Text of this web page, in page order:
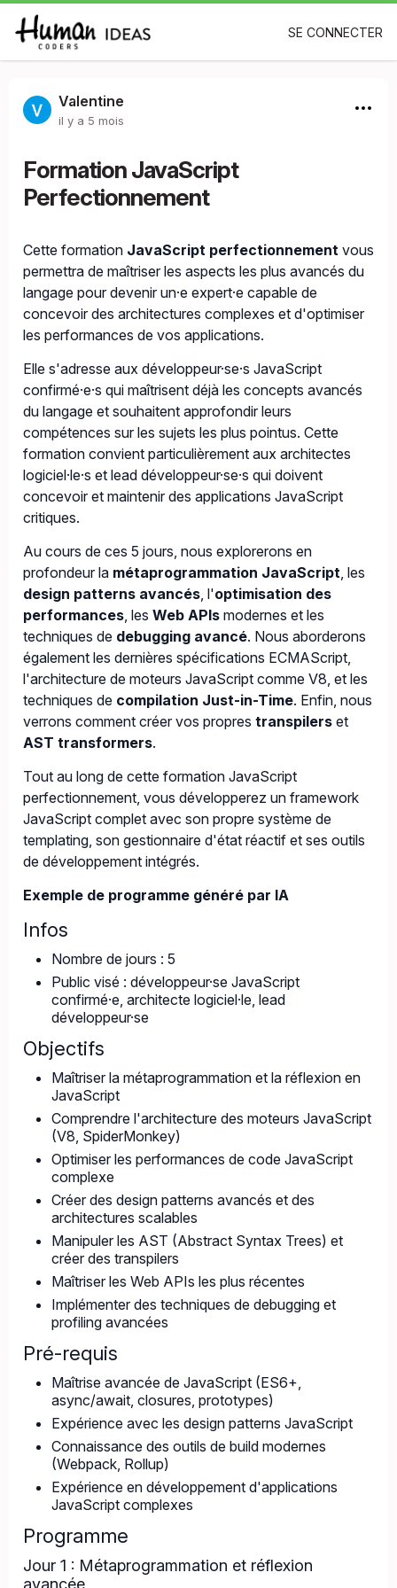
SE CONNECTER
Valentine
il y a 5 mois
Formation JavaScript
Perfectionnement
Cette formation JavaScript perfectionnement vous
permettra de maîtriser les aspects les plus avancés du
langage pour devenir un·e expert·e capable de
concevoir des architectures complexes et d'optimiser
les performances de vos applications.
Elle s'adresse aux développeur·se·s JavaScript
confirmé·e·s qui maîtrisent déjà les concepts avancés
du langage et souhaitent approfondir leurs
compétences sur les sujets les plus pointus. Cette
formation convient particulièrement aux architectes
logiciel·le·s et lead développeur·se·s qui doivent
concevoir et maintenir des applications JavaScript
critiques.
Au cours de ces 5 jours, nous explorerons en
profondeur la métaprogrammation JavaScript, les
design patterns avancés, l'optimisation des
performances, les Web APIs modernes et les
techniques de debugging avancé. Nous aborderons
également les dernières spécifications ECMAScript,
l'architecture de moteurs JavaScript comme V8, et les
techniques de compilation Just-in-Time. Enfin, nous
verrons comment créer vos propres transpilers et
AST transformers.
Tout au long de cette formation JavaScript
perfectionnement, vous développerez un framework
JavaScript complet avec son propre système de
templating, son gestionnaire d'état réactif et ses outils
de développement intégrés.
Exemple de programme généré par IA
Infos
Nombre de jours : 5
Public visé : développeur·se JavaScript
confirmé·e, architecte logiciel·le, lead
développeur·se
Objectifs
Maîtriser la métaprogrammation et la réflexion en
JavaScript
Comprendre l'architecture des moteurs JavaScript
(V8, SpiderMonkey)
Optimiser les performances de code JavaScript
complexe
Créer des design patterns avancés et des
architectures scalables
Manipuler les AST (Abstract Syntax Trees) et
créer des transpilers
Maîtriser les Web APIs les plus récentes
Implémenter des techniques de debugging et
profiling avancées
Pré-requis
Maîtrise avancée de JavaScript (ES6+,
async/await, closures, prototypes)
Expérience avec les design patterns JavaScript
Connaissance des outils de build modernes
(Webpack, Rollup)
Expérience en développement d'applications
JavaScript complexes
Programme
Jour 1 : Métaprogrammation et réflexion
avancée